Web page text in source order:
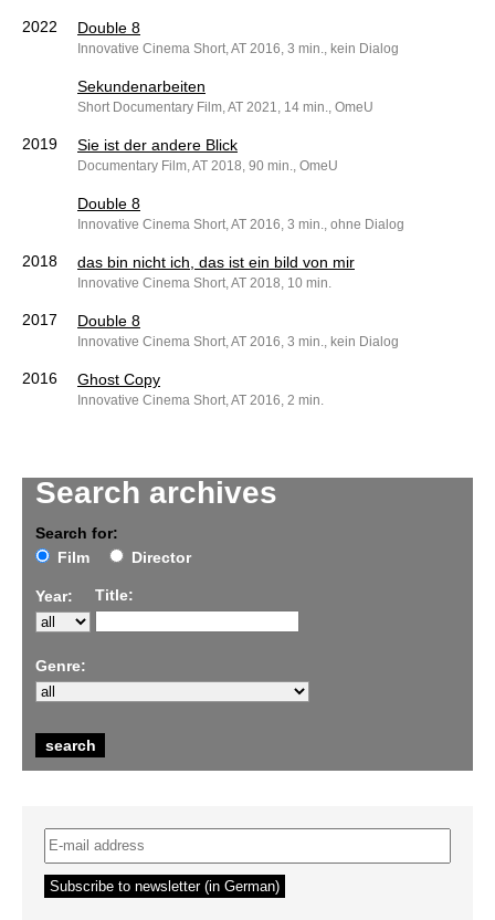
Search archives
Search for:
Film
Director
Year: Title:
Genre:
2022 Double 8
Innovative Cinema Short, AT 2016, 3 min., kein Dialog
Sekundenarbeiten
Short Documentary Film, AT 2021, 14 min., OmeU
2019 Sie ist der andere Blick
Documentary Film, AT 2018, 90 min., OmeU
Double 8
Innovative Cinema Short, AT 2016, 3 min., ohne Dialog
2018 das bin nicht ich, das ist ein bild von mir
Innovative Cinema Short, AT 2018, 10 min.
2017 Double 8
Innovative Cinema Short, AT 2016, 3 min., kein Dialog
2016 Ghost Copy
Innovative Cinema Short, AT 2016, 2 min.